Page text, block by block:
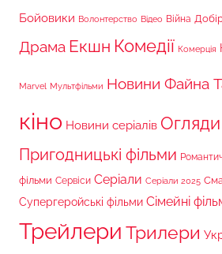
Бойовики Волонтерство Відео Війна
Драма Екшн Комедії Комерція
Marvel Мультфільми Новини Файна
кіно Новини серіалів Огляди
Пригодницькі фільми
фільми Сервіси Серіали Серіали 2025
Супергеройські фільми Сімейні
Трейлери Трилери